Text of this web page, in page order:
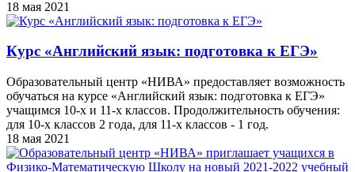
18 мая 2021
Курс «Английский язык: подготовка к ЕГЭ»
Образовательный центр «НИВА» предоставляет возможность
обучаться на курсе «Английский язык: подготовка к ЕГЭ»
учащимся 10-х и 11-х классов. Продолжительность обучения:
для 10-х классов 2 года, для 11-х классов - 1 год.
18 мая 2021